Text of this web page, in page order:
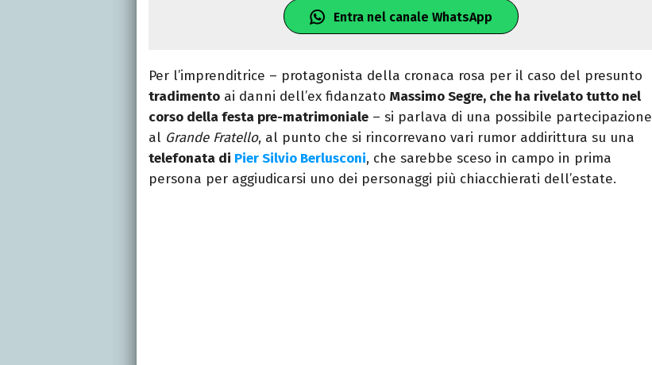
Entra nel canale WhatsApp
Per l’imprenditrice – protagonista della cronaca rosa per il caso del presunto
tradimento ai danni dell’ex fidanzato Massimo Segre, che ha rivelato tutto nel
corso della festa pre-matrimoniale – si parlava di una possibile partecipazione
al Grande Fratello, al punto che si rincorrevano vari rumor addirittura su una
telefonata di Pier Silvio Berlusconi, che sarebbe sceso in campo in prima
persona per aggiudicarsi uno dei personaggi più chiacchierati dell’estate.